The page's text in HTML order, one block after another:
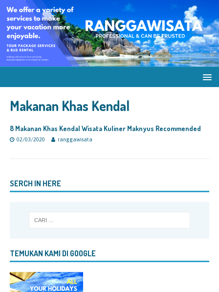
Makanan Khas Kendal
8 Makanan Khas Kendal Wisata Kuliner Maknyus Recommended
02/03/2020 ranggawisata
SERCH IN HERE
TEMUKAN KAMI DI GOOGLE